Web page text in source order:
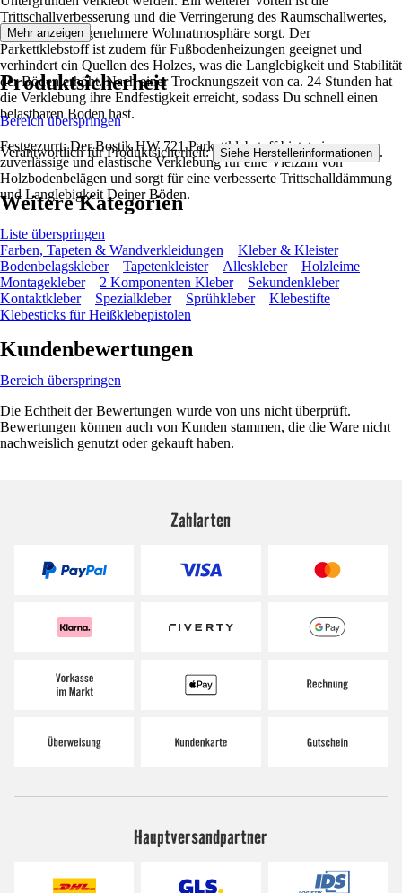
Trittschallverbesserung und die Verringerung des Raumschallwertes,
was für eine angenehmere Wohnatmosphäre sorgt. Der
Parkettklebstoff ist zudem für Fußbodenheizungen geeignet und
verhindert ein Quellen des Holzes, was die Langlebigkeit und Stabilität
der Böden erhöht. Nach einer Trocknungszeit von ca. 24 Stunden hat
die Verklebung ihre Endfestigkeit erreicht, sodass Du schnell einen
belastbaren Boden hast.
Festgezurrt: Der Bostik HW 721 Parkettklebstoff bietet eine
zuverlässige und elastische Verklebung für eine Vielzahl von
Holzbodenbelägen und sorgt für eine verbesserte Trittschalldämmung
und Langlebigkeit Deiner Böden.
Mehr anzeigen
Produktsicherheit
Bereich überspringen
Verantwortlich für Produktsicherheit: Siehe Herstellerinformationen .
Weitere Kategorien
Liste überspringen
Farben, Tapeten & Wandverkleidungen
Kleber & Kleister
Bodenbelagskleber
Tapetenkleister Alleskleber
Holzleime
Montagekleber
2 Komponenten Kleber
Sekundenkleber
Kontaktkleber
Spezialkleber Sprühkleber
Klebestifte
Klebesticks für Heißklebepistolen
Kundenbewertungen
Bereich überspringen
Die Echtheit der Bewertungen wurde von uns nicht überprüft.
Bewertungen können auch von Kunden stammen, die die Ware nicht
nachweislich genutzt oder gekauft haben.
Zahlarten
Hauptversandpartner